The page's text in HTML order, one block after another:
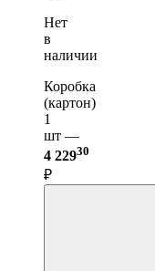
Нет
в
наличии
Коробка
(картон)
1
шт —
4 22930
₽